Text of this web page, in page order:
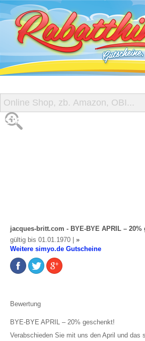
START
jacques-britt.com - BYE-BYE APRIL – 20%
gültig bis 01.01.1970 | »
Weitere simyo.de Gutscheine
Bewertung
BYE-BYE APRIL – 20% geschenkt!
Verabschieden Sie mit uns den April und das